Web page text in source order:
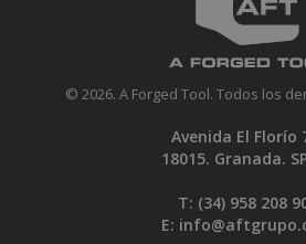
© 2026. A Forged Tool. Todos los
Avenida El Florío
18015. Granada.
T: (34) 958 208
E: